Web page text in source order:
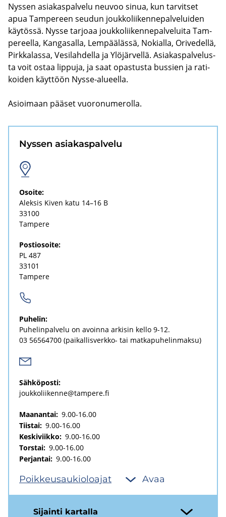
Nys­sen asia­kas­pal­ve­lu neu­voo sinua, kun tar­vit­set
apua Tam­pe­reen seu­dun jouk­ko­lii­ken­ne­pal­ve­lui­den
käy­tös­sä. Nysse tar­jo­aa jouk­ko­lii­ken­ne­pal­ve­lui­ta Tam­
pe­reel­la, Kan­ga­sal­la, Lem­pää­läs­sä, No­kial­la, Ori­ve­del­lä,
Pirk­ka­las­sa, Ve­si­lah­del­la ja Ylö­jär­vel­lä. Asia­kas­pal­ve­lus­
ta voit ostaa lip­pu­ja, ja saat opas­tus­ta bus­sien ja ra­ti­
koi­den käyt­töön Nysse-​alueella.
Asioi­maan pää­set vuo­ro­nu­me­rol­la.
Nys­sen asia­kas­pal­ve­lu
Osoi­te:
Alek­sis Kiven katu 14–16 B
33100
Tam­pe­re
Pos­tio­soi­te:
PL 487
33101
Tam­pe­re
Pu­he­lin:
Pu­he­lin­pal­ve­lu on avoin­na ar­ki­sin kello 9-12.
03 56564700 (paikallisverkko-​ tai mat­ka­pu­he­lin­mak­su)
Säh­kö­pos­ti:
jouk­ko­lii­ken­ne@tam­pe­re.fi
Maanantai: 9.00-16.00
Tiistai: 9.00-16.00
Keskiviikko: 9.00-16.00
Torstai: 9.00-16.00
Perjantai: 9.00-16.00
Poik­keus­au­kio­loa­jat Avaa
Si­jain­ti kar­tal­la